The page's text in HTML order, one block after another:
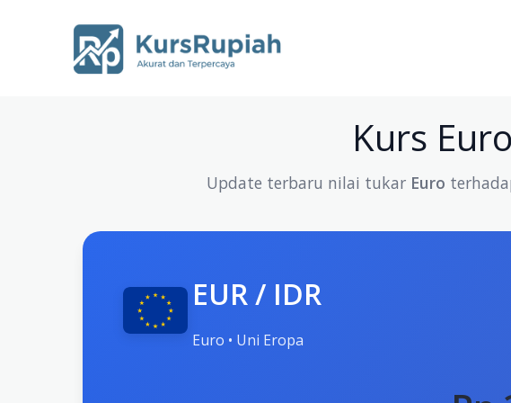
Kurs
Update terbaru nilai tukar Euro
EUR / IDR
Euro • Uni Eropa